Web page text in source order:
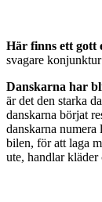
Här finns ett gott
svagare
Danskarna har
är det den starka
danskarna börjat
danskarna numera
bilen, för att laga
ute, handlar